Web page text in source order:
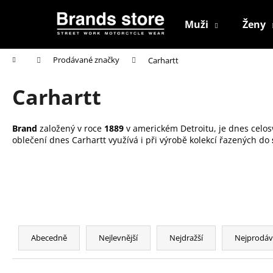
Muži Ženy
Domů Prodávané značky Carhartt
Carhartt
Brand založený v roce 1889 v americkém Detroitu, je dnes
oblečení dnes Carhartt využívá i při výrobě kolekcí řazených do
Ř
z
Abecedně Nejlevnější Nejdražší
í
Zpět
do
obchodu
Zpět
do
obchodu